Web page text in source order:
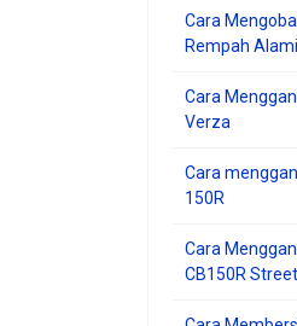
Cara
Rempah Alami
Cara
Verza
Cara
150R
Cara
CB150R